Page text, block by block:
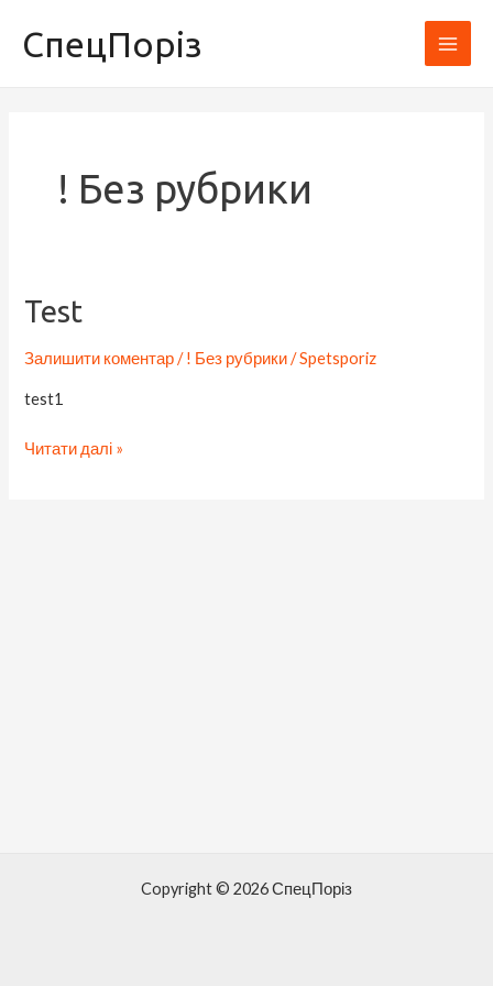
СпецПоріз
Main
! Без рубрики
Test
Залишити коментар /! Без рубрики/Spetsporiz
test1
Test
Читати далі »
Copyright © 2026 СпецПоріз